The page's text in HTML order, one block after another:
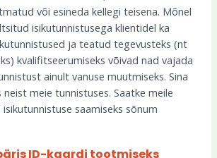
või esineda kellegi teisena. Mõnel
isikutunnistusega klientidel ka
ja teatud tegevusteks (nt
kvalifitseerumiseks võivad nad vajada
ainult vanuse muutmiseks. Sina
neist meie tunnistuses. Saatke meile
saamiseks sõnum
ID-kaardi tootmiseks